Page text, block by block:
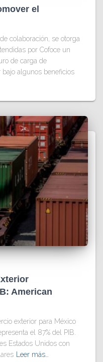
el
colaboración, se otorga
por Cofoce un
de carga de
algunos beneficios
American
exterior para México
el 87% del PIB.
Estados Unidos con
Leer más…